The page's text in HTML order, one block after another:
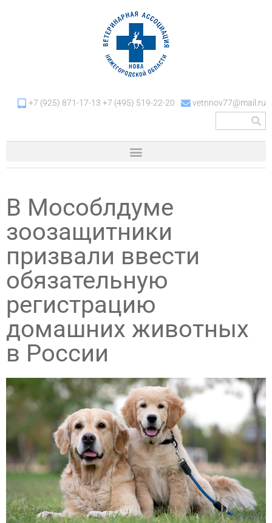
+7 (925) 871-17-13 +7 (495) 519-22-20 vetnnov77@mail.ru
В Мособлдуме
зоозащитники
призвали ввести
обязательную
регистрацию
домашних животных
в России